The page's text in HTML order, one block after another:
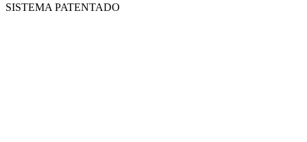
SISTEMA PATENTADO